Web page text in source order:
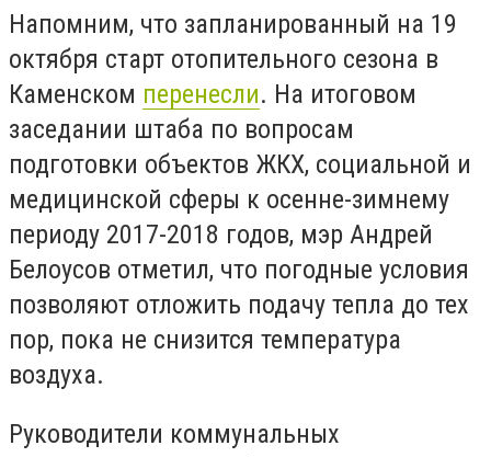
Напомним, что запланированный на 19
октября старт отопительного сезона в
Каменском перенесли. На итоговом
заседании штаба по вопросам
подготовки объектов ЖКХ, социальной и
медицинской сферы к осенне-зимнему
периоду 2017-2018 годов, мэр Андрей
Белоусов отметил, что погодные условия
позволяют отложить подачу тепла до тех
пор, пока не снизится температура
воздуха.
Руководители коммунальных